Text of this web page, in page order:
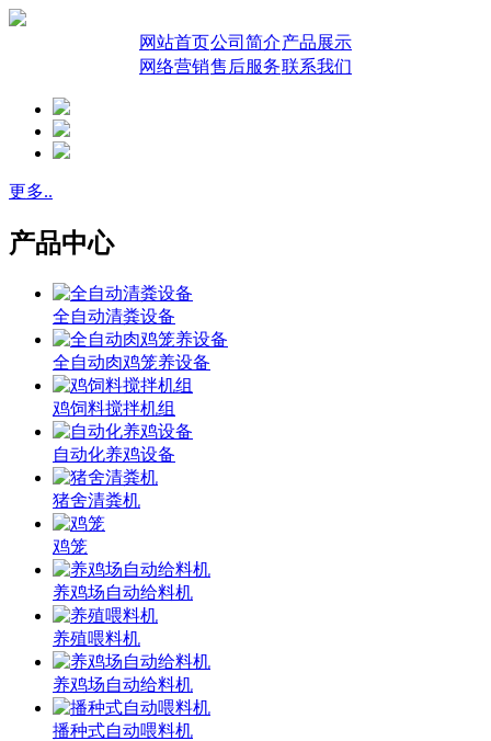
网站首页公司简介产品展示
网络营销售后服务联系我们
更多..
产品中心
全自动清粪设备
全自动肉鸡笼养设备
鸡饲料搅拌机组
自动化养鸡设备
猪舍清粪机
鸡笼
养鸡场自动给料机
养殖喂料机
养鸡场自动给料机
播种式自动喂料机